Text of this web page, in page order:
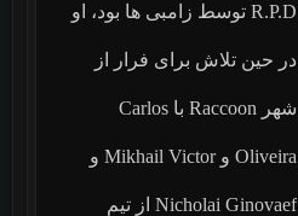
R.P.D توسط زامبی ها بود، او
در حین تلاش برای فرار از
شهر Raccoon با Carlos
Oliveira و Mikhail Victor و
Nicholai Ginovaef از تیم